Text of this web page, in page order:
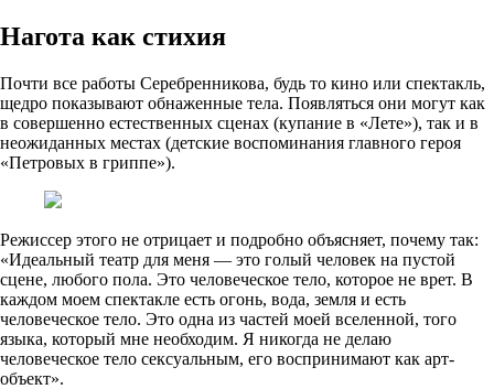
Нагота как стихия
Почти все работы Серебренникова, будь то кино или спектакль,
щедро показывают обнаженные тела. Появляться они могут как
в совершенно естественных сценах (купание в «Лете»), так и в
неожиданных местах (детские воспоминания главного героя
«Петровых в гриппе»).
Режиссер этого не отрицает и подробно объясняет, почему так:
«Идеальный театр для меня — это голый человек на пустой
сцене, любого пола. Это человеческое тело, которое не врет. В
каждом моем спектакле есть огонь, вода, земля и есть
человеческое тело. Это одна из частей моей вселенной, того
языка, который мне необходим. Я никогда не делаю
человеческое тело сексуальным, его воспринимают как арт-
объект».